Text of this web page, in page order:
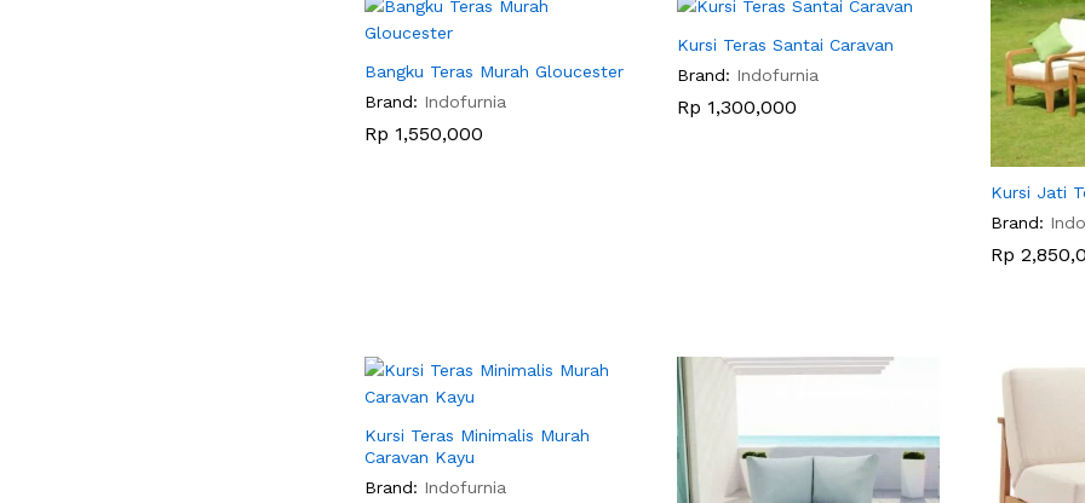
Bangku Teras Murah Gloucester
Brand: Indofurnia
Rp 1,550,000
Rp 1,550,000
Kursi Teras Santai Caravan
Brand: Indofurnia
Rp 1,300,000
Rp 1,300,000
Kursi Jati
Brand:
Rp
Rp
Kursi Teras Minimalis Murah
Caravan Kayu
Brand: Indofurnia